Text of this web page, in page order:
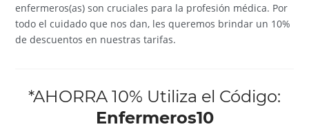
enfermeros(as) son cruciales para la profesión médica. Por
todo el cuidado que nos dan, les queremos brindar un 10%
de descuentos en nuestras tarifas.
*AHORRA 10% Utiliza el Código:
Enfermeros10